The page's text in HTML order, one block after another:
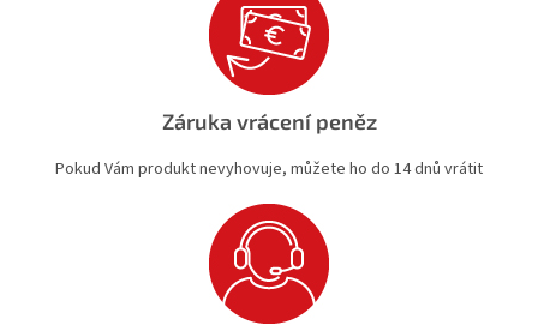
Záruka vrácení peněz
Pokud Vám produkt nevyhovuje, můžete ho do 14 dnů vrátit